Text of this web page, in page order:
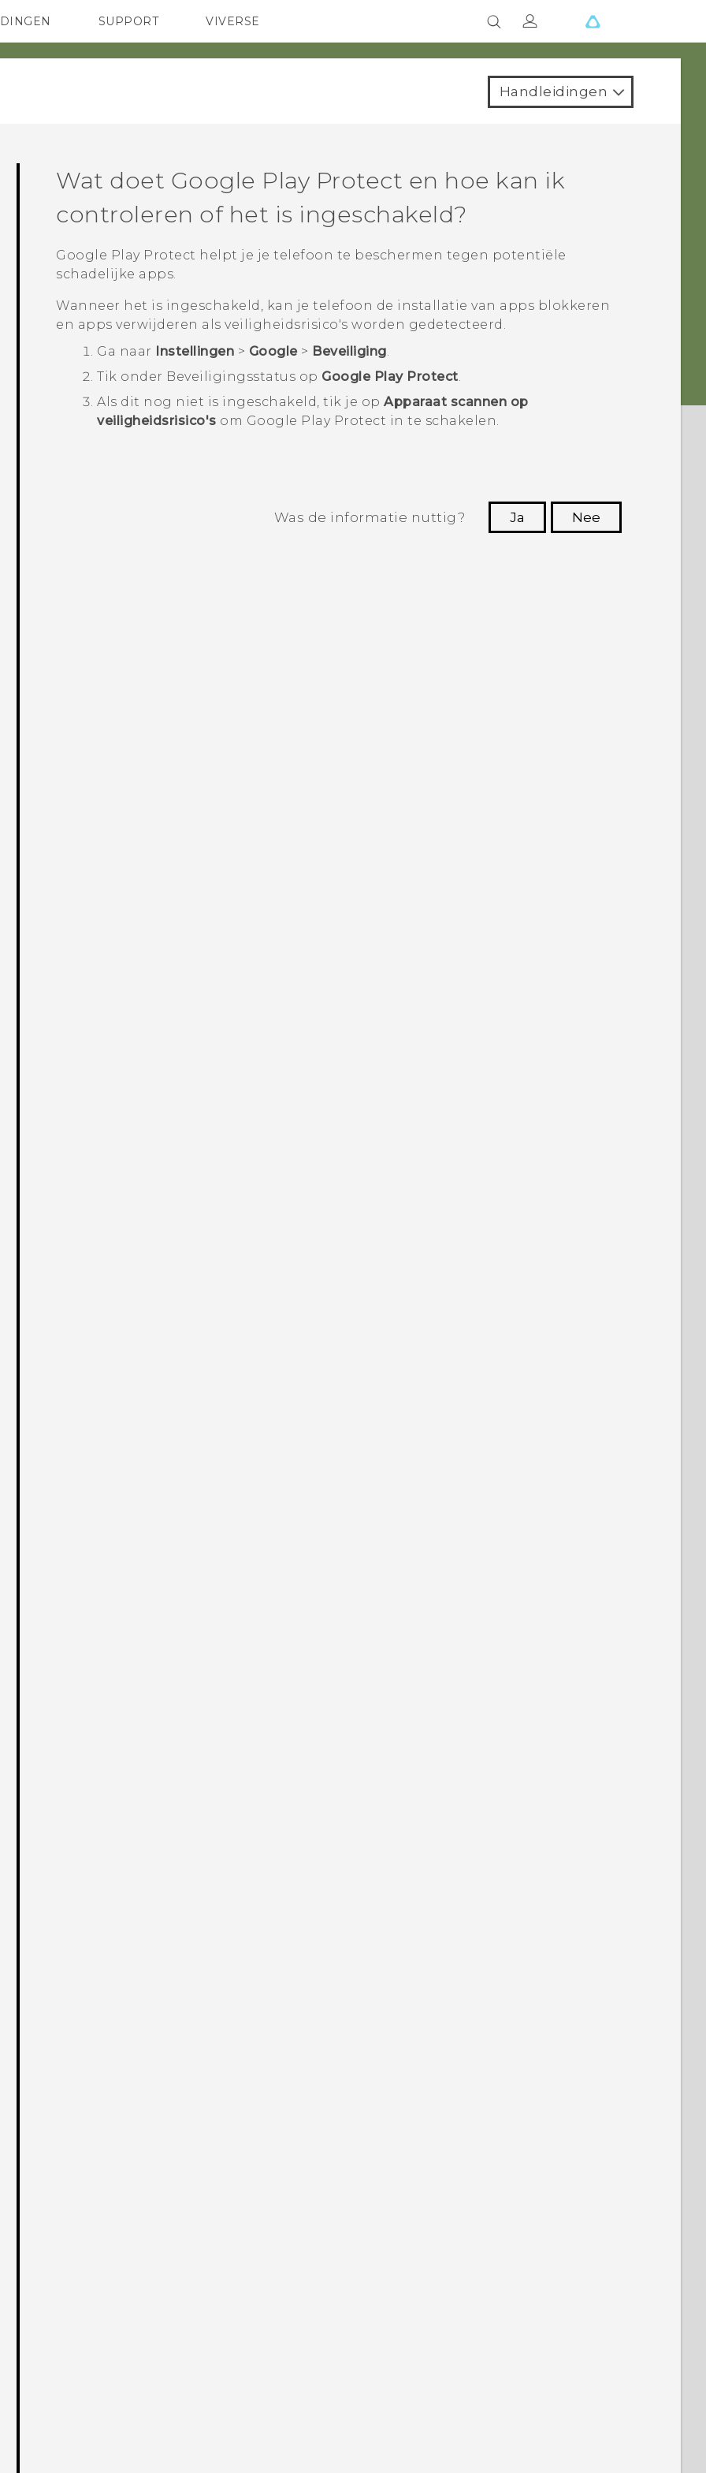
TELEFOONS ACCESSOIRES
Club SUPPORT
HTC-apparaten & -accessoiresVIVERSE
Handleidingen
Wat doet Google Play Protect en hoe kan ik
controleren of het is ingeschakeld?
Google Play Protect helpt je je telefoon te beschermen tegen potentiële
schadelijke apps.
Wanneer het is ingeschakeld, kan je telefoon de installatie van apps blokkeren
en apps verwijderen als veiligheidsrisico's worden gedetecteerd.
Ga naar
Instellingen > Google> Beveiliging.
Tik onder Beveiligingsstatus op Google Play Protect.
Als dit nog niet is ingeschakeld, tik je opApparaat scannen op
veiligheidsrisico's om Google Play Protect in te schakelen.
Was de informatie nuttig? Ja
Nee